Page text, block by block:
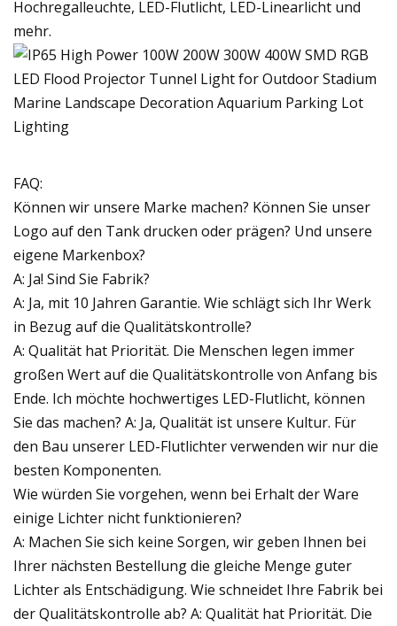
Hochregalleuchte, LED-Flutlicht, LED-Linearlicht und
mehr.
FAQ:
Können wir unsere Marke machen? Können Sie unser
Logo auf den Tank drucken oder prägen? Und unsere
eigene Markenbox?
A: Ja! Sind Sie Fabrik?
A: Ja, mit 10 Jahren Garantie. Wie schlägt sich Ihr Werk
in Bezug auf die Qualitätskontrolle?
A: Qualität hat Priorität. Die Menschen legen immer
großen Wert auf die Qualitätskontrolle von Anfang bis
Ende. Ich möchte hochwertiges LED-Flutlicht, können
Sie das machen? A: Ja, Qualität ist unsere Kultur. Für
den Bau unserer LED-Flutlichter verwenden wir nur die
besten Komponenten.
Wie würden Sie vorgehen, wenn bei Erhalt der Ware
einige Lichter nicht funktionieren?
A: Machen Sie sich keine Sorgen, wir geben Ihnen bei
Ihrer nächsten Bestellung die gleiche Menge guter
Lichter als Entschädigung. Wie schneidet Ihre Fabrik bei
der Qualitätskontrolle ab? A: Qualität hat Priorität. Die